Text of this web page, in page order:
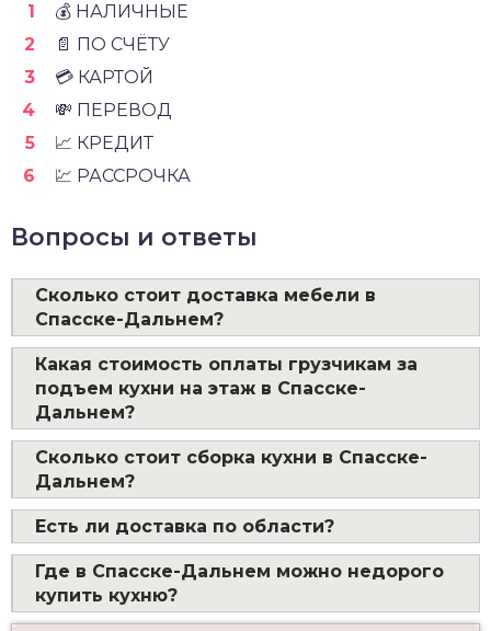
💰 НАЛИЧНЫЕ
📄 ПО СЧЁТУ
💳 КАРТОЙ
💸 ПЕРЕВОД
📈 КРЕДИТ
💹 РАССРОЧКА
Вопросы и ответы
Сколько стоит доставка мебели в
Спасске-Дальнем?
Какая стоимость оплаты грузчикам за
подъем кухни на этаж в Спасске-
Дальнем?
Сколько стоит сборка кухни в Спасске-
Дальнем?
Есть ли доставка по области?
Где в Спасске-Дальнем можно недорого
купить кухню?